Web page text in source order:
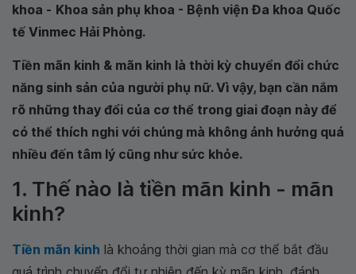
khoa - Khoa sản phụ khoa - Bệnh viện Đa khoa Quốc
tế Vinmec Hải Phòng.
Tiền mãn kinh & mãn kinh là thời kỳ chuyển đổi chức
năng sinh sản của người phụ nữ. Vì vậy, bạn cần nắm
rõ những thay đổi của cơ thể trong giai đoạn này để
có thể thích nghi với chúng mà không ảnh hưởng quá
nhiều đến tâm lý cũng như sức khỏe.
1. Thế nào là tiền mãn kinh - mãn
kinh?
Tiền mãn kinh là khoảng thời gian mà cơ thể bắt đầu